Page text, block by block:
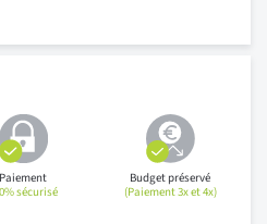
Paiement
sécurisé
Budget préservé
(Paiement 3x et 4x)